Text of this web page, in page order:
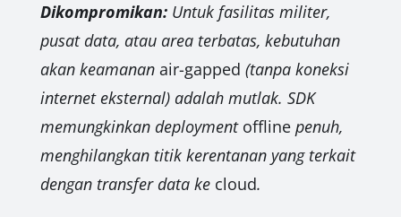
Dikompromikan:Untuk fasilitas militer,
pusat data, atau area terbatas, kebutuhan
akan keamanan air-gapped (tanpa koneksi
internet eksternal) adalah mutlak. SDK
memungkinkan deployment offlinepenuh,
menghilangkan titik kerentanan yang terkait
dengan transfer data ke cloud.